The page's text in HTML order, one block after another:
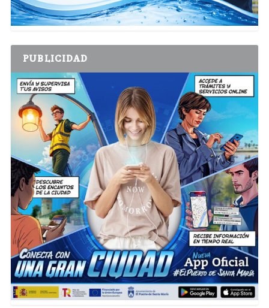
PUBLICIDAD